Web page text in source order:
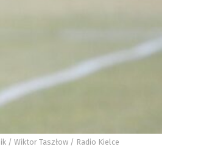
/ Wiktor Taszłow / Radio Kielce